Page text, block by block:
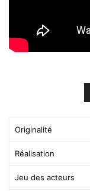
Originalité
Réalisation
Jeu des acteurs